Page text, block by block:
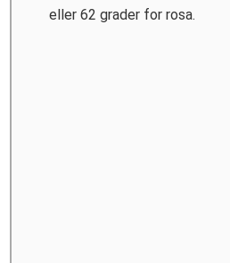
eller 62 grader for rosa.